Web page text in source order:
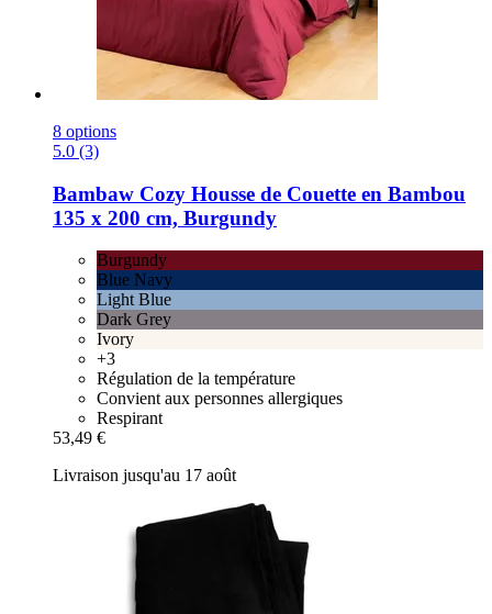
8 options
5.0 (3)
Bambaw Cozy Housse de Couette en Bambou
135 x 200 cm, Burgundy
Burgundy
Blue Navy
Light Blue
Dark Grey
Ivory
+3
Régulation de la température
Convient aux personnes allergiques
Respirant
53,49 €
Livraison jusqu'au 17 août